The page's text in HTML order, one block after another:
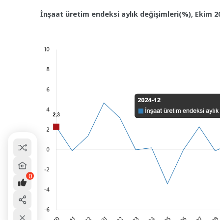
İnşaat üretim endeksi aylık değişimleri(%), Ekim
0